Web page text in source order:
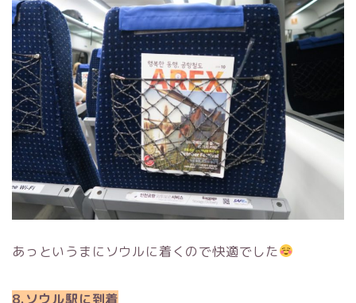
あっというまにソウルに着くので快適でした
8.ソウル駅に到着